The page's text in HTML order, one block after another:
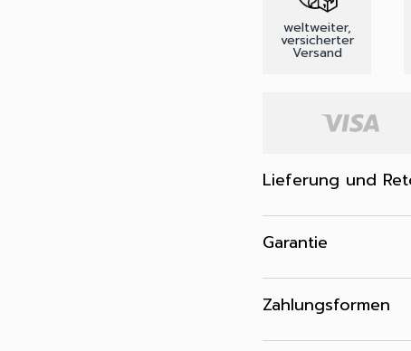
weltweiter,
versicherter
Versand
Lieferung und
Garantie
Zahlungsformen